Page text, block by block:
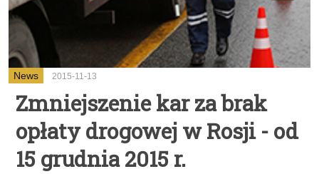
News 2015-11-13
Zmniejszenie kar za brak
opłaty drogowej w Rosji - od
15 grudnia 2015 r.